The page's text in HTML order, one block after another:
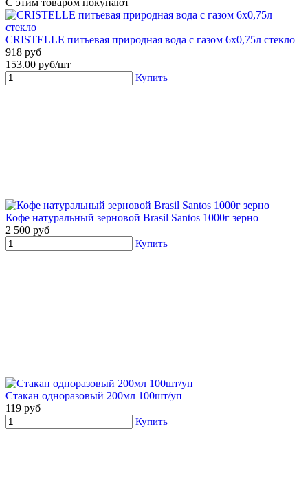
С этим товаром покупают
CRISTELLE питьевая природная вода с газом 6х0,75л стекло
918 руб
153.00 руб/шт
Купить
Кофе натуральный зерновой Brasil Santos 1000г зерно
2 500 руб
Купить
Стакан одноразовый 200мл 100шт/уп
119 руб
Купить